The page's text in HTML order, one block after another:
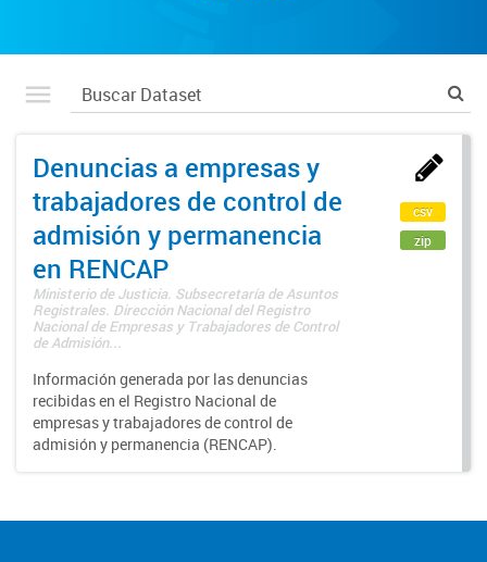
Denuncias a empresas y
trabajadores de control de
admisión y permanencia
en RENCAP
Ministerio de Justicia. Subsecretaría de Asuntos
Registrales. Dirección Nacional del Registro
Nacional de Empresas y Trabajadores de Control
de Admisión...
Información generada por las denuncias
recibidas en el Registro Nacional de
empresas y trabajadores de control de
admisión y permanencia (RENCAP).
csv
zip